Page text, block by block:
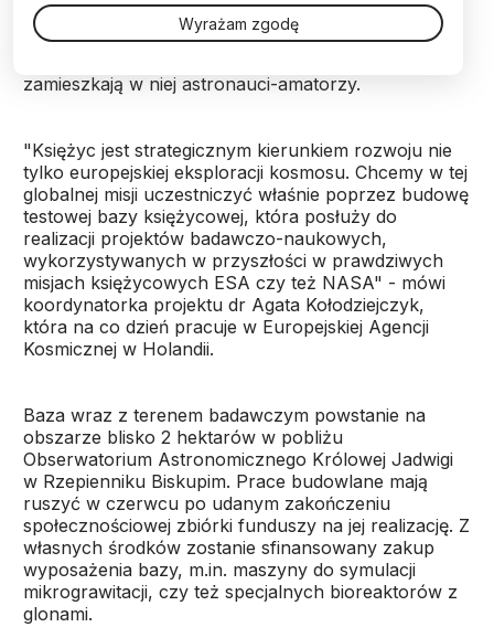
Polak Potrafi. Księżycowa baza, zwana habitatem,
stanie w małopolskim Rzepienniku Biskupim. Według
zamieszkają w niej astronauci-amatorzy.
"Księżyc jest strategicznym kierunkiem rozwoju nie
tylko europejskiej eksploracji kosmosu. Chcemy w tej
globalnej misji uczestniczyć właśnie poprzez budowę
testowej bazy księżycowej, która posłuży do
realizacji projektów badawczo-naukowych,
wykorzystywanych w przyszłości w prawdziwych
misjach księżycowych ESA czy też NASA" - mówi
koordynatorka projektu dr Agata Kołodziejczyk,
która na co dzień pracuje w Europejskiej Agencji
Kosmicznej w Holandii.
Baza wraz z terenem badawczym powstanie na
obszarze blisko 2 hektarów w pobliżu
Obserwatorium Astronomicznego Królowej Jadwigi
w Rzepienniku Biskupim. Prace budowlane mają
ruszyć w czerwcu po udanym zakończeniu
społecznościowej zbiórki funduszy na jej realizację. Z
własnych środków zostanie sfinansowany zakup
wyposażenia bazy, m.in. maszyny do symulacji
mikrograwitacji, czy też specjalnych bioreaktorów z
glonami.
Wyrażam zgodę